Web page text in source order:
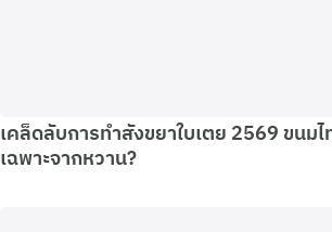
เคล็ดลับการทําสังขยาใบเตย 2569 ขนม
เฉพาะจากหวาน?